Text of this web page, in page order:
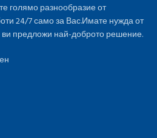
голямо разнообразие от
24/7 само за Вас.Имате нужда от
предложи най-доброто решение.